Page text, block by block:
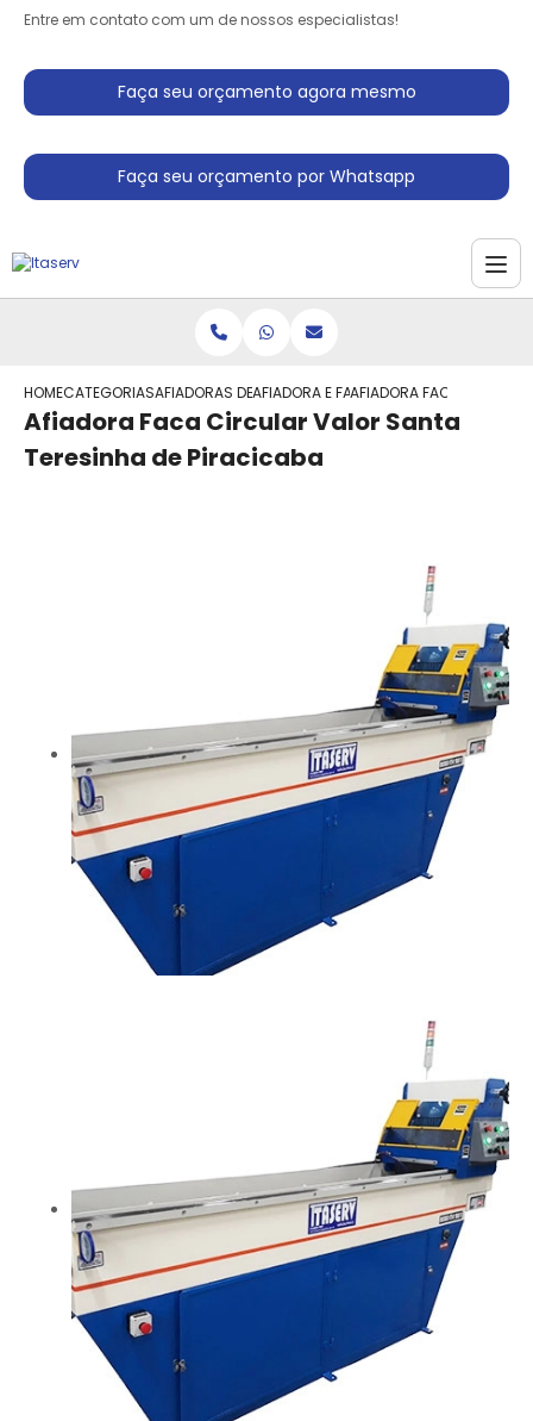
Entre em contato com um de nossos especialistas!
Faça seu orçamento agora mesmo
Faça seu orçamento por Whatsapp
HOMECATEGORIASAFIADORAS DE FACASAFIADORA E FACASAFIADORA FACA
Afiadora Faca Circular Valor Santa
Teresinha de Piracicaba